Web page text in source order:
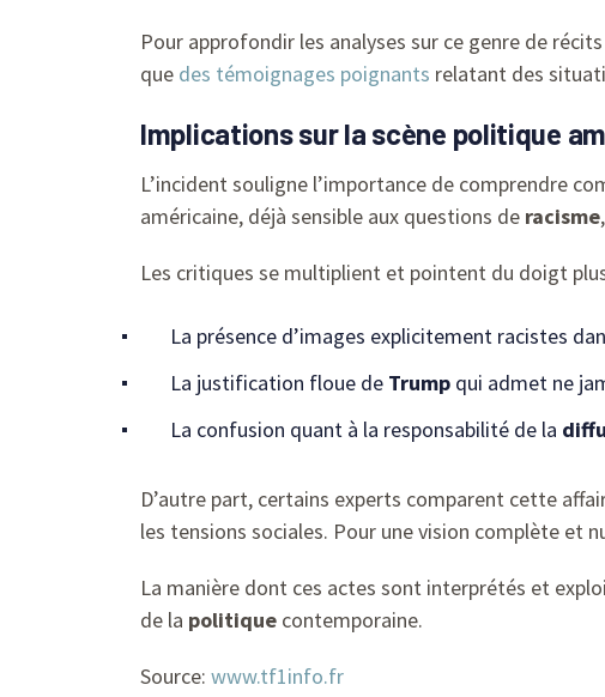
Pour approfondir les analyses sur ce genre de récits
que des témoignages poignants relatant des
Implications sur la scène politique
L’incident souligne l’importance de comprendre
américaine, déjà sensible aux questions de racisme
Les critiques se multiplient et pointent du doigt
La présence d’images explicitement racistes
La justification floue de Trump qui admet ne
La confusion quant à la responsabilité de la
D’autre part, certains experts comparent cette
les tensions sociales. Pour une vision complète et
La manière dont ces actes sont interprétés et
de la politique contemporaine.
Source: www.tf1info.fr